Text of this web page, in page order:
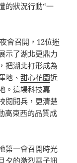
的狀況行動“一
會召開，12位迷
示了湖北更鼎力
把湖北打形成為
地、甜心花園近
。這場科技嘉
閱閱兵，更清楚
高東西的品質成
第一會召開時光
夕的激烈電子訊